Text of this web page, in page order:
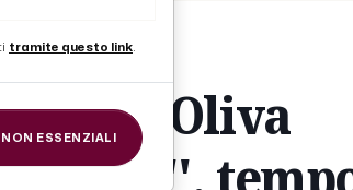
Oliva
''Dop'',
tramite questo link.
NON ESSENZIALI